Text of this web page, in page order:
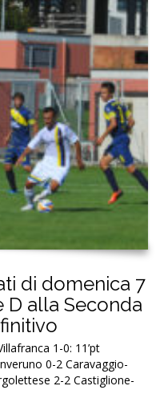
di domenica 7
alla Seconda
1-0: 11’pt
0-2 Caravaggio-
2-2 Castiglione-